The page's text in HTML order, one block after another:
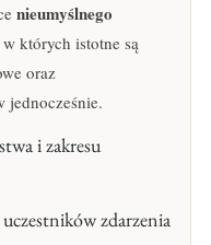
nieumyślnego
w których istotne są
oraz
jednocześnie.
i zakresu
zdarzenia